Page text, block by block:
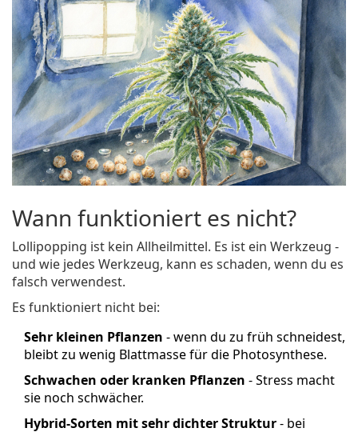
Wann funktioniert es nicht?
Lollipopping ist kein Allheilmittel. Es ist ein Werkzeug -
und wie jedes Werkzeug, kann es schaden, wenn du es
falsch verwendest.
Es funktioniert nicht bei:
Sehr kleinen Pflanzen - wenn du zu früh schneidest,
bleibt zu wenig Blattmasse für die Photosynthese.
Schwachen oder kranken Pflanzen - Stress macht
sie noch schwächer.
Hybrid-Sorten mit sehr dichter Struktur- bei